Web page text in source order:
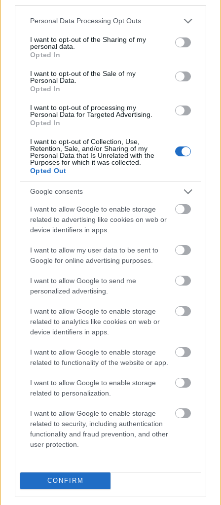
Please note that this website/app uses one or more Google
not limited to your visit or usage behaviour. You may click to
grant or deny consent to Google and its third-party tags to
use your data for below specified purposes in below Google
consent section.
Personal Data Processing Opt Outs
I want to opt-out of the Sharing of my
personal data.
Opted In
I want to opt-out of the Sale of my
Personal Data.
Opted In
I want to opt-out of processing my
Personal Data for Targeted Advertising.
Opted In
I want to opt-out of Collection, Use,
Retention, Sale, and/or Sharing of my
Personal Data that Is Unrelated with the
Purposes for which it was collected.
Opted Out
Google consents
I want to allow Google to enable storage
related to advertising like cookies on web or
device identifiers in apps.
I want to allow my user data to be sent to
Google for online advertising purposes.
I want to allow Google to send me
personalized advertising.
I want to allow Google to enable storage
related to analytics like cookies on web or
device identifiers in apps.
I want to allow Google to enable storage
related to functionality of the website or app.
I want to allow Google to enable storage
related to personalization.
I want to allow Google to enable storage
related to security, including authentication
functionality and fraud prevention, and other
user protection.
CONFIRM
A retrográd Neptunusz hatásai az
életünkre: ellentétes energiák
befolyásolhatják mindennapjainkat
A Fakígyó éve: Az öt elem
A kínai asztrológia öt elem elmélete szerint a Kígyók
Fakígyó éve különösen kedvezhet a kreatív és
innovatív tevékenységeknek, mivel a fa elem a
növekedés és a fejlődés szimbóluma. Ez az év
lehetőséget kínál arra, hogy a Kígyók új területeken
próbálják ki magukat, és megvalósítsák eddig
A Kígyók a szerelemben szenvedélyesek és
féltékenységre és gyanakvásra. Az őszinteség és a
bizalom kiépítése kulcsfontosságú a boldog
kapcsolathoz. A legjobb partnerek a Kakasok, Ökrök
és Majmok, akik jól illeszkednek a Kígyók
intelligenciájához és érzelmi mélységéhez.
fontos, hogy elegendő időt szánjanak a pihenésre és
a testmozgásra. Az aktív életmód és az egészséges
táplálkozás segíthet megőrizni a